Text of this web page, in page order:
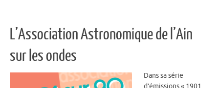
L’Association Astronomique de l’Ain
sur les ondes
Dans sa série
d’émissions « 1901